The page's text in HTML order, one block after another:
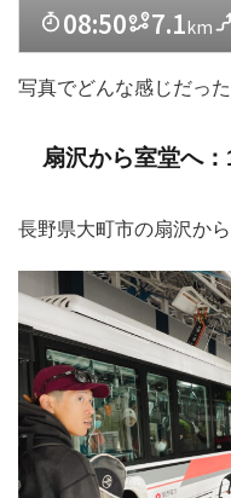
写真でどんな感じだっ
扇沢から室堂へ：
長野県大町市の扇沢か